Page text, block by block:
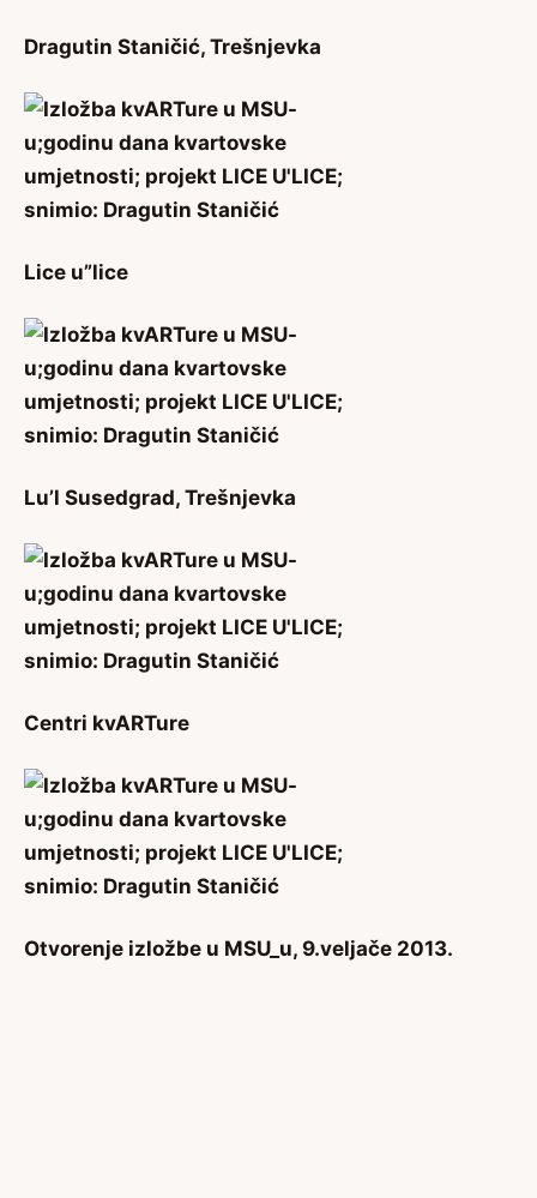
Dragutin Staničić, Trešnjevka
Lice u”lice
Lu’l Susedgrad, Trešnjevka
Centri kvARTure
Otvorenje izložbe u MSU_u, 9.veljače 2013.